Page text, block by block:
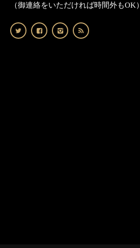
（御連絡をいただければ時間外もOK）